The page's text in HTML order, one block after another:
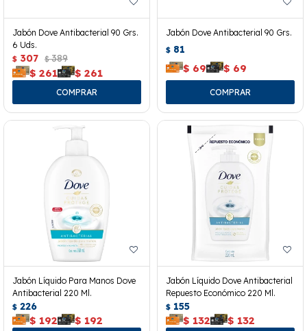
Jabón Dove Antibacterial 90 Grs.
6 Uds.
$ 307 $ 389
$ 261 $ 261
Jabón Dove Antibacterial 90 Grs.
$ 81
$ 69 $ 69
Jabón Líquido Para Manos Dove
Antibacterial 220 Ml.
$ 226
$ 192 $ 192
Jabón Líquido Dove Antibacterial
Repuesto Económico 220 Ml.
$ 155
$ 132 $ 132